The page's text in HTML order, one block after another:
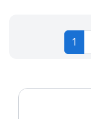
1